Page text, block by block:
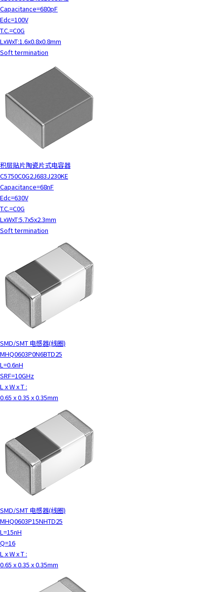
c
t
w
i
t
t
.
Capacitance=680pF
Edc=100V
T.C.=C0G
LxWxT:1.6x0.8x0.8mm
Soft termination
积层贴片陶瓷片式电容器
C5750C0G2J683J230KE
Capacitance=68nF
Edc=630V
T.C.=C0G
LxWxT:5.7x5x2.3mm
Soft termination
SMD/SMT 电感器(线圈)
MHQ0603P0N6BTD25
L=0.6nH
SRF=10GHz
L x W x T :
0.65 x 0.35 x 0.35mm
SMD/SMT 电感器(线圈)
MHQ0603P15NHTD25
L=15nH
Q=16
L x W x T :
0.65 x 0.35 x 0.35mm